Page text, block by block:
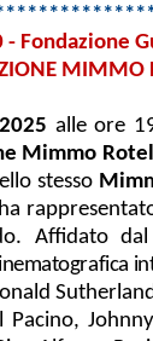
Fondazione
MIMMO
alle ore
Mimmo
stesso
Affidato
Pacino,